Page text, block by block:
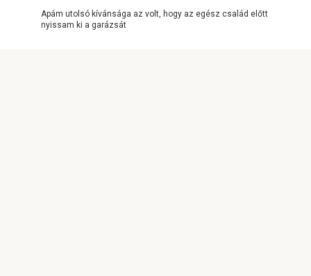
Apám utolsó kívánsága az volt, hogy az egész család előtt
nyissam ki a garázsát